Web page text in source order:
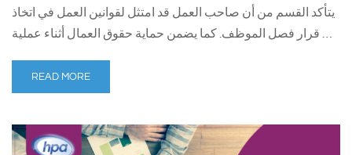
يتأكد القسم من أن صاحب العمل قد امتثل لقوانين العمل في اتخاذ
قرار فصل الموظف. كما يضمن حماية حقوق العمال أثناء عملية …
READ MORE